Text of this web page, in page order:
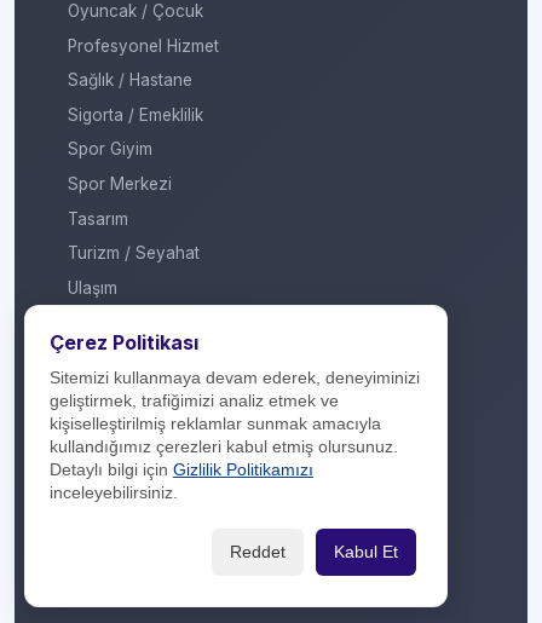
Oyuncak / Çocuk
Profesyonel Hizmet
Sağlık / Hastane
Sigorta / Emeklilik
Spor Giyim
Spor Merkezi
Tasarım
Turizm / Seyahat
Ulaşım
Yurt Dışı / Duty Free
Hakkımızda
İletişim
Çerez Politikası
Sitemizi kullanmaya devam ederek, deneyiminizi
geliştirmek, trafiğimizi analiz etmek ve
kişiselleştirilmiş reklamlar sunmak amacıyla
kullandığımız çerezleri kabul etmiş olursunuz.
Detaylı bilgi için Gizlilik Politikamızı
inceleyebilirsiniz.
Reddet Kabul Et